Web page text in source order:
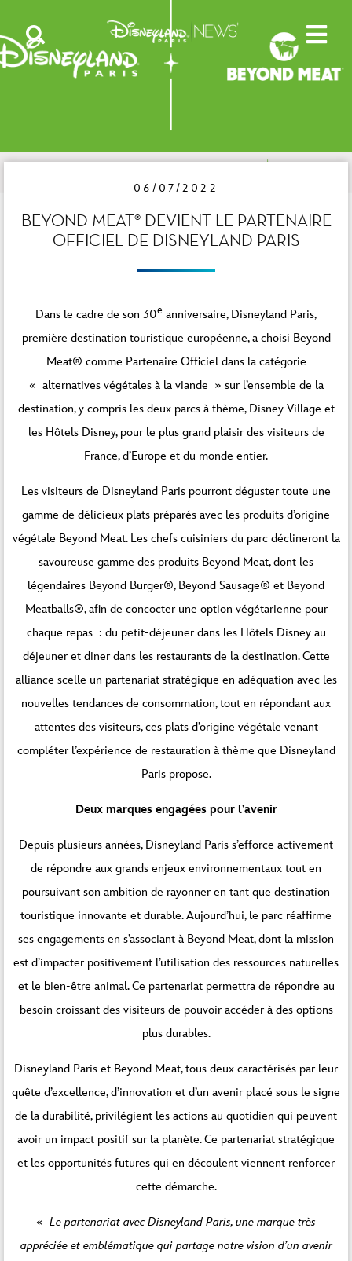
06/07/2022
BEYOND MEAT® DEVIENT LE PARTENAIRE
OFFICIEL DE DISNEYLAND PARIS
Dans le cadre de son 30e anniversaire, Disneyland Paris,
première destination touristique européenne, a choisi Beyond
Meat® comme Partenaire Officiel dans la catégorie
« alternatives végétales à la viande » sur l’ensemble de la
destination, y compris les deux parcs à thème, Disney Village et
les Hôtels Disney, pour le plus grand plaisir des visiteurs de
France, d’Europe et du monde entier.
Les visiteurs de Disneyland Paris pourront déguster toute une
gamme de délicieux plats préparés avec les produits d’origine
végétale Beyond Meat. Les chefs cuisiniers du parc déclineront la
savoureuse gamme des produits Beyond Meat, dont les
légendaires Beyond Burger®, Beyond Sausage® et Beyond
Meatballs®, afin de concocter une option végétarienne pour
chaque repas : du petit-déjeuner dans les Hôtels Disney au
déjeuner et diner dans les restaurants de la destination. Cette
alliance scelle un partenariat stratégique en adéquation avec les
nouvelles tendances de consommation, tout en répondant aux
attentes des visiteurs, ces plats d’origine végétale venant
compléter l’expérience de restauration à thème que Disneyland
Paris propose.
Deux marques engagées pour l’avenir
Depuis plusieurs années, Disneyland Paris s’efforce activement
de répondre aux grands enjeux environnementaux tout en
poursuivant son ambition de rayonner en tant que destination
touristique innovante et durable. Aujourd’hui, le parc réaffirme
ses engagements en s’associant à Beyond Meat, dont la mission
est d’impacter positivement l’utilisation des ressources naturelles
et le bien-être animal. Ce partenariat permettra de répondre au
besoin croissant des visiteurs de pouvoir accéder à des options
plus durables.
Disneyland Paris et Beyond Meat, tous deux caractérisés par leur
quête d’excellence, d’innovation et d’un avenir placé sous le signe
de la durabilité, privilégient les actions au quotidien qui peuvent
avoir un impact positif sur la planète. Ce partenariat stratégique
et les opportunités futures qui en découlent viennent renforcer
cette démarche.
« Le partenariat avec Disneyland Paris, une marque très
appréciée et emblématique qui partage notre vision d’un avenir